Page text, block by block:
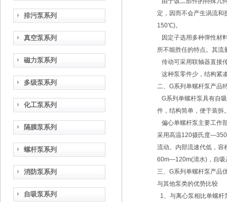
排污泵系列
真空泵系列
磁力泵系列
多级泵系列
化工泵系列
隔膜泵系列
螺杆泵系列
消防泵系列
自吸泵系列
定，因而不会产生涡流
150℃)。
因定子选用多种弹性材
所不能胜任的特点。其流
传动可采用联轴器直接
这种泵零件少，结构紧
二、G系列单螺杆泵产品
G系列单螺杆泵具有自
件，结构简单，便于装拆
偏心单螺杆泵主要工作
采用高温120摄氏度—350
流动。内部流速代低，
60m—120m(清水)，自吸
三、G系列单螺杆泵产品
与其他泵类的优势比较
1、与离心泵相比单螺